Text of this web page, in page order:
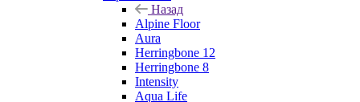
Назад
Alpine Floor
Aura
Herringbone 12
Herringbone 8
Intensity
Aqua Life